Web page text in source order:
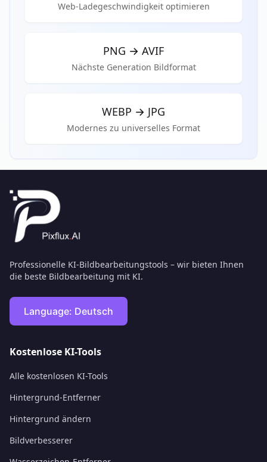
Web-Ladegeschwindigkeit optimieren
PNG → AVIF
Nächste Generation Bildformat
WEBP → JPG
Modernes zu universelles Format
Professionelle KI-Bildbearbeitungstools – wir bieten Ihnen
die beste Bildbearbeitung mit KI.
Language: Deutsch
Kostenlose KI-Tools
Alle kostenlosen KI-Tools
Hintergrund-Entferner
Hintergrund ändern
Bildverbesserer